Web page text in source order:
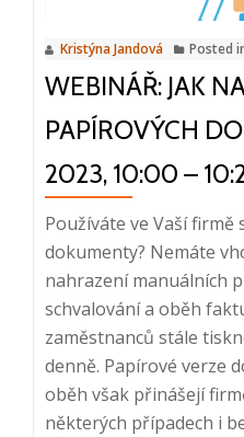
společnosti
PETROF
Kristýna Jandová Posted
WEBINÁŘ: JAK
PAPÍROVÝCH
2023, 10:00 –
Používáte ve Vaší firmě
dokumenty? Nemáte
nahrazení manuálních
schvalování a oběh
zaměstnanců stále
denně. Papírové verze
oběh však přinášejí
některých případech i